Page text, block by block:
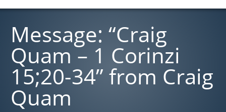
Message: “Craig
Quam – 1 Corinzi
15;20-34” from Craig
Quam